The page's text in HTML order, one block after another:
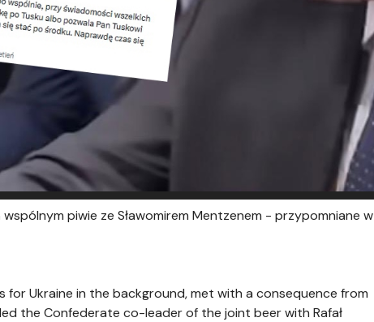
wspólnym piwie ze Sławomirem Mentzenem - przypomniane w
Ukraine in the background, met with a consequence from
the Confederate co-leader of the joint beer with Rafał